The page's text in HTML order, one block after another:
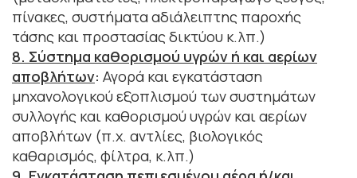
πίνακες, συστήματα αδιάλειπτης παροχής
τάσης και προστασίας δικτύου κ.λπ.)
8. Σύστημα καθορισμού υγρών ή και αερίων
αποβλήτων: Αγορά και εγκατάσταση
μηχανολογικού εξοπλισμού των συστημάτων
συλλογής και καθορισμού υγρών και αερίων
αποβλήτων (π.χ. αντλίες, βιολογικός
καθαρισμός, φίλτρα, κ.λπ.)